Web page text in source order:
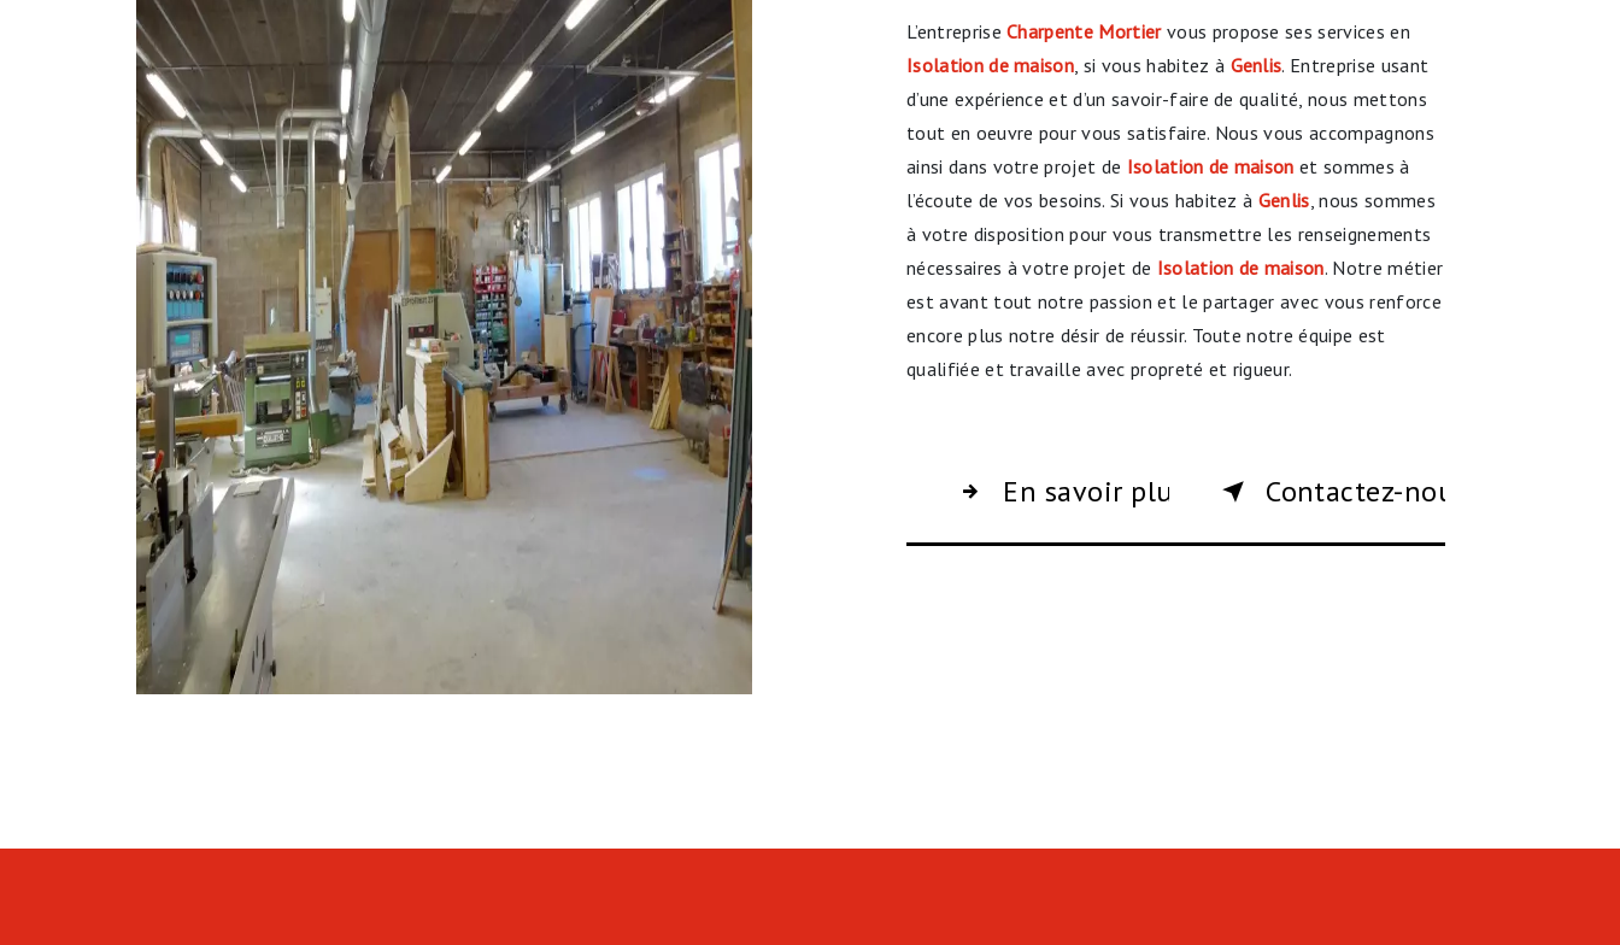
L’entrepriseCharpente Mortiervous propose ses services en
Isolation de maison , si vous habitez à Genlis. Entreprise usant
d’une expérience et d’un savoir-faire de qualité, nous mettons
tout en oeuvre pour vous satisfaire. Nous vous accompagnons
ainsi dans votre projet de Isolation de maison et sommes à
l’écoute de vos besoins. Si vous habitez à Genlis , nous sommes
à votre disposition pour vous transmettre les renseignements
nécessaires à votre projet de Isolation de maison. Notre métier
est avant tout notre passion et le partager avec vous renforce
encore plus notre désir de réussir. Toute notre équipe est
qualifiée et travaille avec propreté et rigueur.
En savoir plus Contactez-nous